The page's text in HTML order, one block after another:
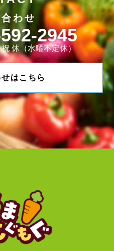
わせ
2945
休（水曜不定休）
はこちら